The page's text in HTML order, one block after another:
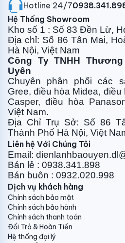
Hotline 24/7:
Hệ Thống Showroom
Kho số 1 : Số 83 Đền Lừ,
Địa chỉ: Số 86 Tân Mai,
Hà Nội, Việt Nam
Công Ty TNHH
Uyên
Chuyên phân phối các
Gree, điều hòa Midea,
Casper, điều hòa
Việt Nam.
Địa Chỉ Trụ Sở: Số 86
Thành Phố Hà Nội, Việt
Liên hệ Với Chúng Tôi
Email:
Bán lẻ : 0938.341.898
Bán buôn : 0932.020.998
Dịch vụ khách hàng
Chính sách bảo mật
Chính sách bảo hành
Chính sách thanh toán
Đổi Trả & Hoàn Tiền
Hệ thống đại lý